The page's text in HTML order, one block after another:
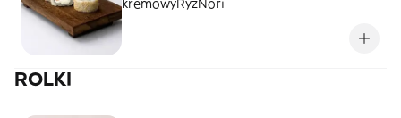
kremowyRyżNori
ROLKI